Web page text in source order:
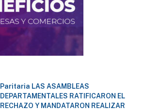
Paritaria LAS ASAMBLEAS
DEPARTAMENTALES RATIFICARON EL
RECHAZO Y MANDATARON REALIZAR